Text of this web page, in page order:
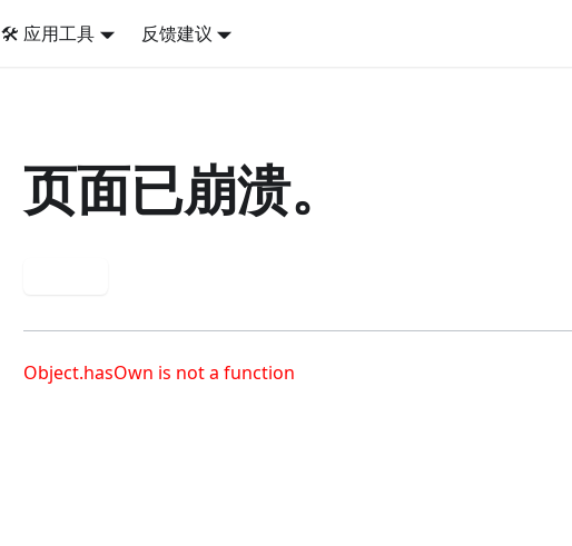
🛠️ 应用工具 反馈建议
页面已崩溃。
Object.hasOwn is not a function